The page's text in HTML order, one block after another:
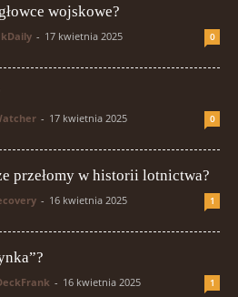
wojskowe?
- 17 kwietnia 2025 0
- 17 kwietnia 2025 0
przełomy w historii lotnictwa?
- 16 kwietnia 2025 1
- 16 kwietnia 2025 1